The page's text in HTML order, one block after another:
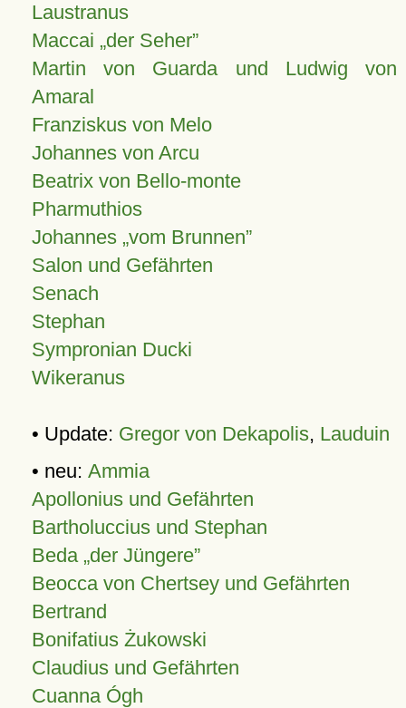
Laustranus
Maccai „der Seher”
Martin von Guarda und Ludwig von
Amaral
Franziskus von Melo
Johannes von Arcu
Beatrix von Bello-monte
Pharmuthios
Johannes vom Brunnen
Salon und Gefährten
Senach
Stephan
Sympronian Ducki
Wikeranus
• Update: Gregor von Dekapolis, Lauduin
• neu: Ammia
Apollonius und Gefährten
Bartholuccius und Stephan
Beda „der Jüngere”
Beocca von Chertsey und Gefährten
Bertrand
Bonifatius Żukowski
Claudius und Gefährten
Cuanna Ógh